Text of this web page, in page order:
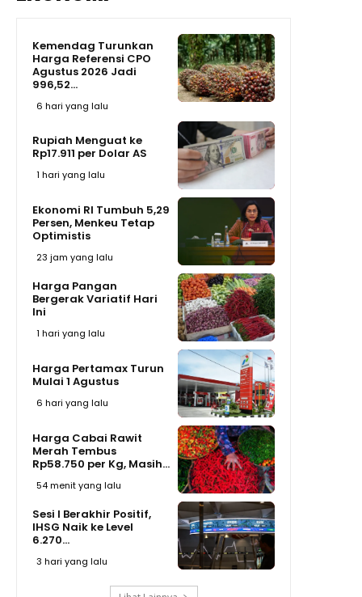
Kemendag Turunkan
Harga Referensi CPO
Agustus 2026 Jadi
996,52...
6 hari yang lalu
Rupiah Menguat ke
Rp17.911 per Dolar AS
1 hari yang lalu
Ekonomi RI Tumbuh 5,29
Persen, Menkeu Tetap
Optimistis
23 jam yang lalu
Harga Pangan
Bergerak Variatif Hari
Ini
1 hari yang lalu
Harga Pertamax Turun
Mulai 1 Agustus
6 hari yang lalu
Harga Cabai Rawit
Merah Tembus
Rp58.750 per Kg, Masih...
54 menit yang lalu
Sesi I Berakhir Positif,
IHSG Naik ke Level
6.270...
3 hari yang lalu